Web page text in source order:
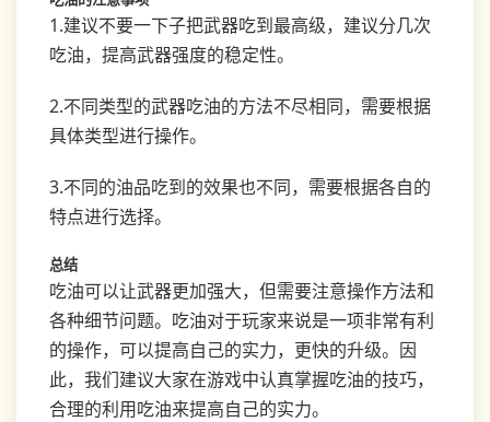
1.建议不要一下子把武器吃到最高级，建议分几次
吃油，提高武器强度的稳定性。
2.不同类型的武器吃油的方法不尽相同，需要根据
具体类型进行操作。
3.不同的油品吃到的效果也不同，需要根据各自的
特点进行选择。
总结
吃油可以让武器更加强大，但需要注意操作方法和
各种细节问题。吃油对于玩家来说是一项非常有利
的操作，可以提高自己的实力，更快的升级。因
此，我们建议大家在游戏中认真掌握吃油的技巧，
合理的利用吃油来提高自己的实力。